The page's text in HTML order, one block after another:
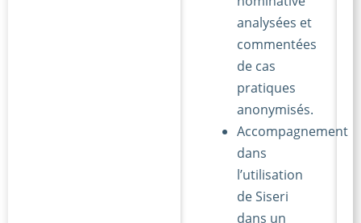
analysées et
commentées
de cas
pratiques
anonymisés.
Accompagnement
dans
l’utilisation
de Siseri
dans un